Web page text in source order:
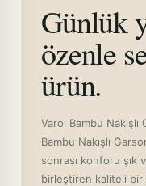
Günlük
özenle
ürün.
Varol Bambu
Bambu Nakışlı
sonrası konforu şık
birleştiren kaliteli bir